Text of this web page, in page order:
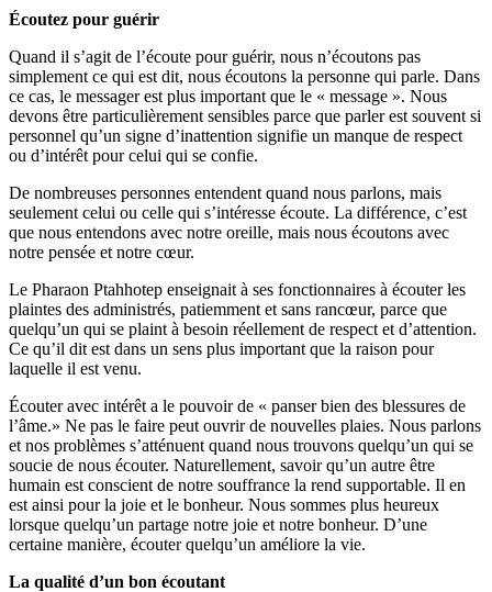
Écoutez pour guérir
Quand il s’agit de l’écoute pour guérir, nous n’écoutons pas
simplement ce qui est dit, nous écoutons la personne qui parle. Dans
ce cas, le messager est plus important que le « message ». Nous
devons être particulièrement sensibles parce que parler est souvent si
personnel qu’un signe d’inattention signifie un manque de respect
ou d’intérêt pour celui qui se confie.
De nombreuses personnes entendent quand nous parlons, mais
seulement celui ou celle qui s’intéresse écoute. La différence, c’est
que nous entendons avec notre oreille, mais nous écoutons avec
notre pensée et notre cœur.
Le Pharaon Ptahhotep enseignait à ses fonctionnaires à écouter les
plaintes des administrés, patiemment et sans rancœur, parce que
quelqu’un qui se plaint à besoin réellement de respect et d’attention.
Ce qu’il dit est dans un sens plus important que la raison pour
laquelle il est venu.
Écouter avec intérêt a le pouvoir de « panser bien des blessures de
l’âme.» Ne pas le faire peut ouvrir de nouvelles plaies. Nous parlons
et nos problèmes s’atténuent quand nous trouvons quelqu’un qui se
soucie de nous écouter. Naturellement, savoir qu’un autre être
humain est conscient de notre souffrance la rend supportable. Il en
est ainsi pour la joie et le bonheur. Nous sommes plus heureux
lorsque quelqu’un partage notre joie et notre bonheur. D’une
certaine manière, écouter quelqu’un améliore la vie.
La qualité d’un bon écoutant